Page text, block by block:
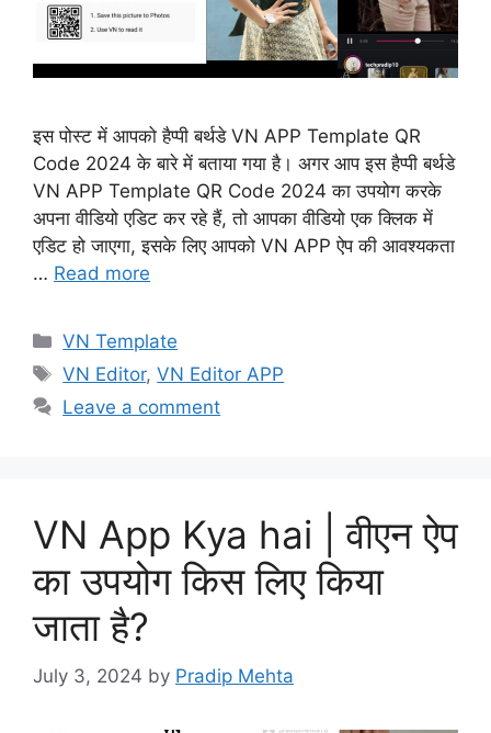
इस पोस्ट में आपको हैप्पी बर्थडे VN APP Template QR
Code 2024 के बारे में बताया गया है। अगर आप इस हैप्पी बर्थडे
VN APP Template QR Code 2024 का उपयोग करके
अपना वीडियो एडिट कर रहे हैं, तो आपका वीडियो एक क्लिक में
एडिट हो जाएगा, इसके लिए आपको VN APP ऐप की आवश्यकता
… Read more
Categories
VN Template
Tags
VN Editor,VN Editor APP
Leave a comment
VN App Kya hai | वीएन ऐप
का उपयोग किस लिए किया
जाता है?
July 3, 2024 by Pradip Mehta